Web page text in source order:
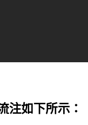
注如下所示：